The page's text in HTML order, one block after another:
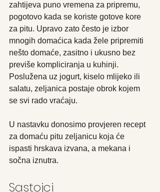
zahtijeva puno vremena za pripremu,
pogotovo kada se koriste gotove kore
za pitu. Upravo zato često je izbor
mnogih domaćica kada žele pripremiti
nešto domaće, zasitno i ukusno bez
previše kompliciranja u kuhinji.
Poslužena uz jogurt, kiselo mlijeko ili
salatu, zeljanica postaje obrok kojem
se svi rado vraćaju.
U nastavku donosimo provjeren recept
za domaću pitu zeljanicu koja će
ispasti hrskava izvana, a mekana i
sočna iznutra.
Sastojci